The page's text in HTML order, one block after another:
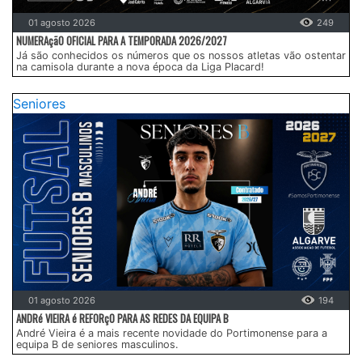
01 agosto 2026 249
NUMERAçãO OFICIAL PARA A TEMPORADA 2026/2027
Já são conhecidos os números que os nossos atletas vão ostentar
na camisola durante a nova época da Liga Placard!
Seniores
01 agosto 2026 194
ANDRé VIEIRA é REFORçO PARA AS REDES DA EQUIPA B
André Vieira é a mais recente novidade do Portimonense para a
equipa B de seniores masculinos.